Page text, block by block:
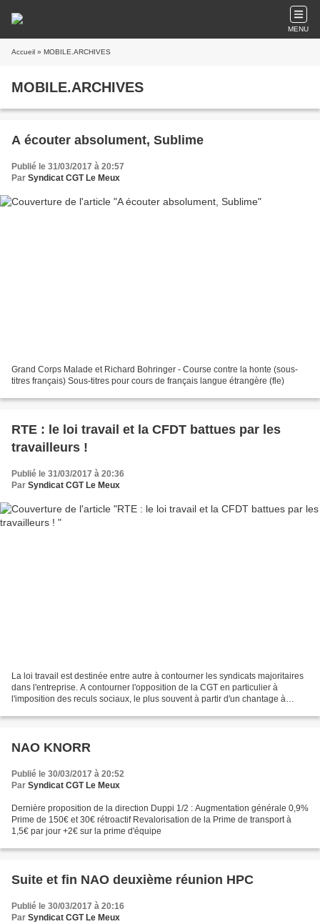
MENU
Accueil » MOBILE.ARCHIVES
MOBILE.ARCHIVES
A écouter absolument, Sublime
Publié le 31/03/2017 à 20:57
Par Syndicat CGT Le Meux
Grand Corps Malade et Richard Bohringer - Course contre la honte (sous-
titres français) Sous-titres pour cours de français langue étrangère (fle)
RTE : le loi travail et la CFDT battues par les
travailleurs !
Publié le 31/03/2017 à 20:36
Par Syndicat CGT Le Meux
La loi travail est destinée entre autre à contourner les syndicats majoritaires
dans l'entreprise. A contourner l'opposition de la CGT en particulier à
l'imposition des reculs sociaux, le plus souvent à partir d'un chantage à
NAO KNORR
Publié le 30/03/2017 à 20:52
Par Syndicat CGT Le Meux
Dernière proposition de la direction Duppi 1/2 : Augmentation générale 0,9%
Prime de 150€ et 30€ rétroactif Revalorisation de la Prime de transport à
1,5€ par jour +2€ sur la prime d'équipe
Suite et fin NAO deuxième réunion HPC
Publié le 30/03/2017 à 20:16
Par Syndicat CGT Le Meux